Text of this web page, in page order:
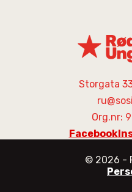
Storgata
Org.nr:
Facebook
© 2026 -